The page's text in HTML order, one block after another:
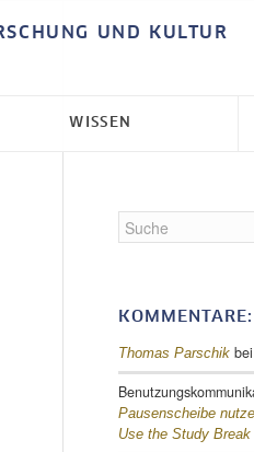
UND KULTUR
WISSEN
KOMMENTARE:
Thomas Parschik bei
Pausenscheibe
Use the Study